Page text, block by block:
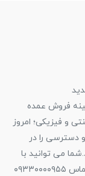
فروش عمده
و فیزیکی؛ امروز
دسترسی را در
می توانید با
ثبت نام به عنوان همکار و احراز هویت به شماره تماس ۰۹۳۳۰۰۰۰۹۵۵